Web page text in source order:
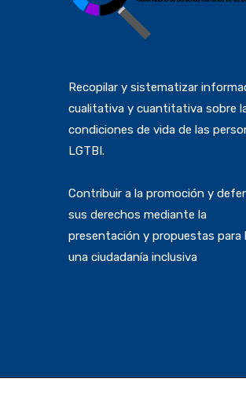
Recopilar y sistematizar
cualitativa y cuantitativa sobre
condiciones de vida de las
LGTBI.
Contribuir a la promoción y
sus derechos mediante la
presentación y propuestas para
una ciudadanía inclusiva